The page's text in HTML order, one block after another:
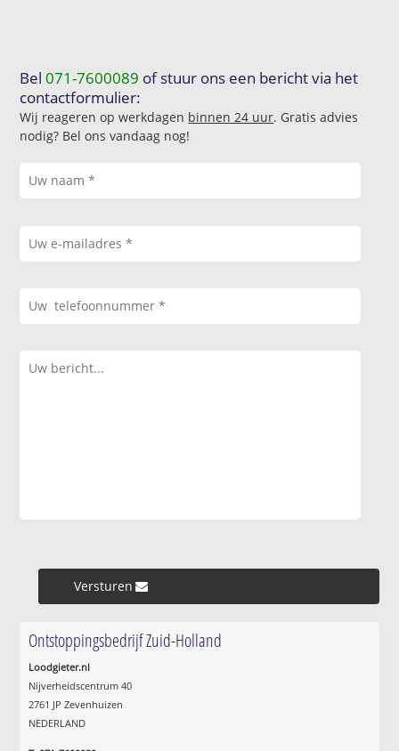
Bel071-7600089 of stuur ons een bericht via het
contactformulier:
Wij reageren op werkdagen binnen 24 uur. Gratis advies
nodig? Bel ons vandaag nog!
Versturen »
Ontstoppingsbedrijf Zuid-Holland
Loodgieter.nl
Nijverheidscentrum 40
2761 JP Zevenhuizen
NEDERLAND